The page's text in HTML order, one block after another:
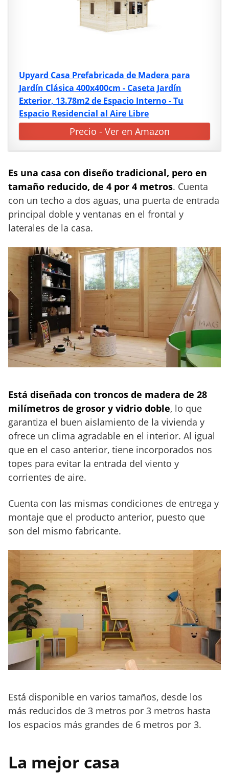
Upyard Casa Prefabricada de Madera para
Jardín Clásica 400x400cm - Caseta Jardín
Exterior, 13.78m2 de Espacio Interno - Tu
Espacio Residencial al Aire Libre
Precio - Ver en Amazon
Es una casa con diseño tradicional, pero en
tamaño reducido, de 4 por 4 metros. Cuenta
con un techo a dos aguas, una puerta de entrada
principal doble y ventanas en el frontal y
laterales de la casa.
Está diseñada con troncos de madera de 28
milímetros de grosor y vidrio doble, lo que
garantiza el buen aislamiento de la vivienda y
ofrece un clima agradable en el interior. Al igual
que en el caso anterior, tiene incorporados nos
topes para evitar la entrada del viento y
corrientes de aire.
Cuenta con las mismas condiciones de entrega y
montaje que el producto anterior, puesto que
son del mismo fabricante.
Está disponible en varios tamaños, desde los
más reducidos de 3 metros por 3 metros hasta
los espacios más grandes de 6 metros por 3.
La mejor casa